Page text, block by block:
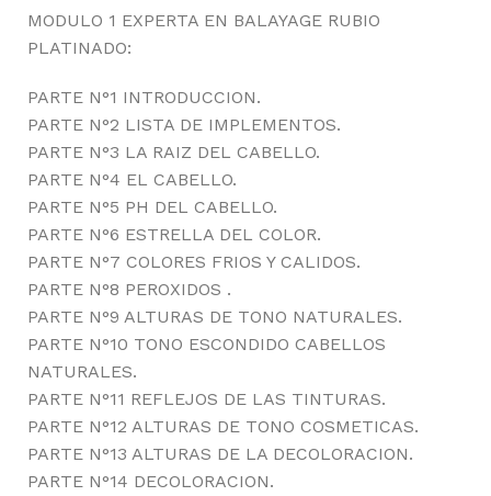
MODULO 1 EXPERTA EN BALAYAGE RUBIO
PLATINADO:
PARTE N°1 INTRODUCCION.
PARTE N°2 LISTA DE IMPLEMENTOS.
PARTE N°3 LA RAIZ DEL CABELLO.
PARTE N°4 EL CABELLO.
PARTE N°5 PH DEL CABELLO.
PARTE N°6 ESTRELLA DEL COLOR.
PARTE N°7 COLORES FRIOS Y CALIDOS.
PARTE N°8 PEROXIDOS .
PARTE N°9 ALTURAS DE TONO NATURALES.
PARTE N°10 TONO ESCONDIDO CABELLOS
NATURALES.
PARTE N°11 REFLEJOS DE LAS TINTURAS.
PARTE N°12 ALTURAS DE TONO COSMETICAS.
PARTE N°13 ALTURAS DE LA DECOLORACION.
PARTE N°14 DECOLORACION.